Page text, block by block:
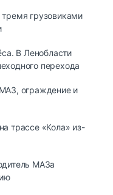
грузовиками
В Ленобласти
перехода
ограждение и
трассе «Кола» из-
МАЗа